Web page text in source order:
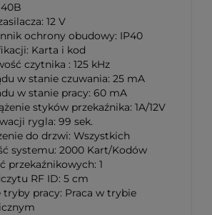
12 V
ochrony obudowy: IP40
Karta i kod
czytnika : 125 kHz
w stanie czuwania: 25 mA
w stanie pracy: 60 mA
styków przekaźnika: 1A/12V
rygla: 99 sek.
do drzwi: Wszystkich
systemu: 2000 Kart/Kodów
przekaźnikowych: 1
RF ID: 5 cm
tryby pracy: Praca w trybie